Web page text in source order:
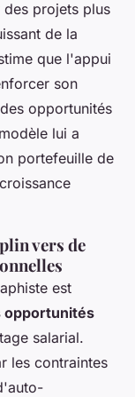
projets plus
de la
que l'appui
son
opportunités
lui a
portefeuille de
vers de
est
opportunités
salarial.
les contraintes